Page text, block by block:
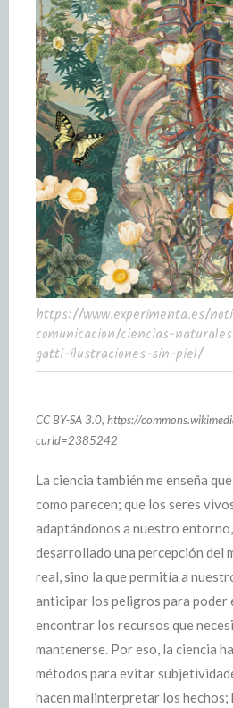
https://www.experimenta.es/
comunicacion/ciencias-
gatti-ilustraciones-sin-piel/
CC BY-SA 3.0, https://
curid=2385242
La ciencia también me enseña
como parecen; que los seres
adaptándonos a nuestro
desarrollado una percepción del
real, sino la que permitía a
anticipar los peligros para poder
encontrar los recursos que
mantenerse. Por eso, la ciencia
métodos para evitar
hacen malinterpretar los hechos;